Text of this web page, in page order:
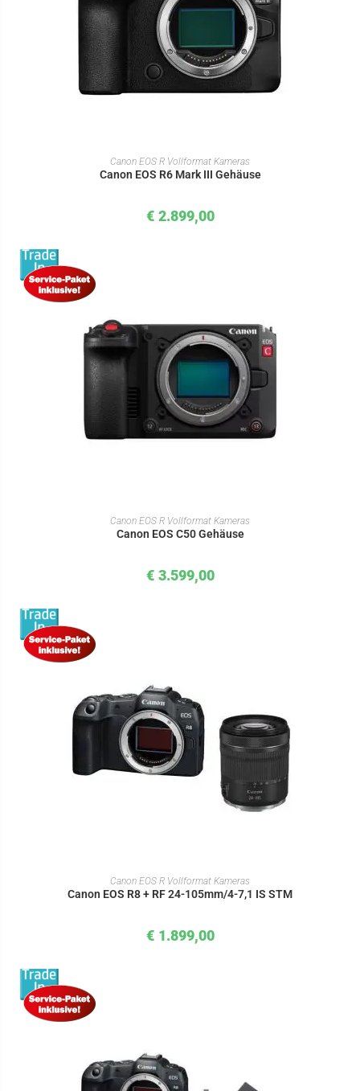
IN DEN WARENKORB
Canon EOS R Vollformat Kameras
Canon EOS R6 Mark III Gehäuse
€ 2.899,00
IN DEN WARENKORB
Canon EOS R Vollformat Kameras
Canon EOS C50 Gehäuse
€ 3.599,00
IN DEN WARENKORB
Canon EOS R Vollformat Kameras
Canon EOS R8 + RF 24-105mm/4-7,1 IS STM
€ 1.899,00